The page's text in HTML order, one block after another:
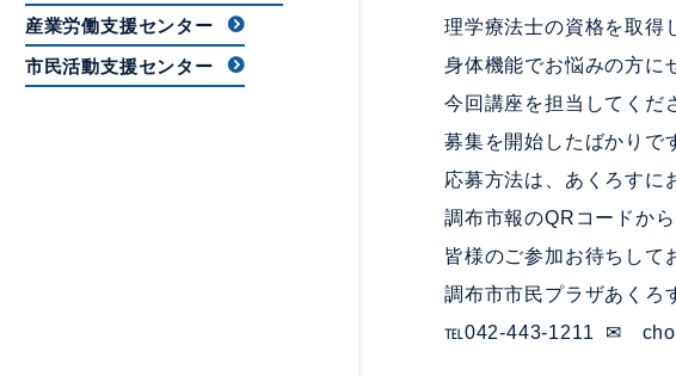
産業労働支援センター
市民活動支援センター
理学療法士の資格を取得
身体機能でお悩みの方に
今回講座を担当してくだ
募集を開始したばかりで
応募方法は、あくろすに
調布市報のQRコードか
皆様のご参加お待ちして
調布市市民プラザあくろ
℡042-443-1211 ✉